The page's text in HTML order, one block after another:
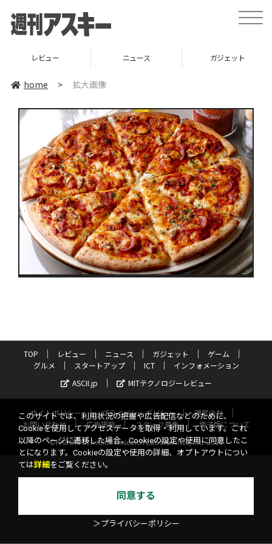
toggle
レビュー ニュース ガジェット
home > 拡大画像
TOP レビュー ニュース ガジェット
ゲーム
グルメ
スタートアップ ICT
インフォメーション
ASCII.jp
MITテクノロジーレビュー
サイトポリシー プライバシーポリシー
運営会社
お問い合わせ
広告掲載 スタッフ募集
電子版について
©KADOKAWA ASCII Research Laboratories, Inc. 2026
このサイトでは、利用状況の把握や広告配信などのために、
Cookieを使用してアクセスデータを取得・利用しています。これ
以降のページに遷移した場合、Cookieの設定や使用に同意したこ
とになります。Cookieの設定や使用の詳細、オプトアウトについ
ては詳細 をご覧ください。
同意する
＞プライバシーポリシー